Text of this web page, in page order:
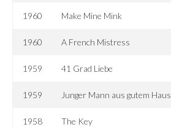
1960 Make Mine Mink
1960 A French Mistress
1959 41 Grad Liebe
1959 Junger Mann aus gutem Haus
1958 The Key